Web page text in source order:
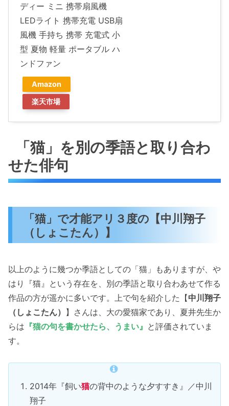
ディー ミニ 携帯扇風機
LEDライト 携帯充電 USB扇
風機 手持ち 携帯 充電式 小
型 夏物 軽量 ポータブル ハ
ンドファン
Amazon
楽天市場
「猫」を別の季語と取り合わ
せた俳句
「猫」で才能アリ３度の【中川翔子
（しょこたん）】
以上のように幾つか季語としての「猫」もありますが、や
はり『猫』という存在を、別の季語と取り合わあせて作る
作品の方が遥かに多いです。上で句を紹介した【中川翔子
（しょこたん） 】さんは、大の愛猫家であり、夏井先生か
らは 『猫の句を書かせたら、うまい』 と評価されていま
す。
2014年『飼い猫の背中のような夕すすき』／中川
翔子